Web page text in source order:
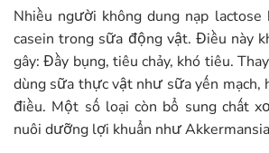
Nhiều người không dung nạp lactose
casein trong sữa động vật. Điều này
gây: Đầy bụng, tiêu chảy, khó tiêu.
dùng sữa thực vật như sữa yến mạch,
điều. Một số loại còn bổ sung chất
nuôi dưỡng lợi khuẩn như